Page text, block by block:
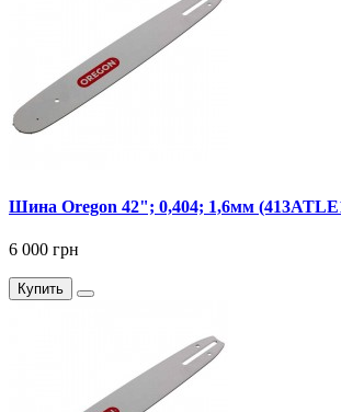
Шина Oregon 42"; 0,404; 1,6мм
6 000 грн
Купить